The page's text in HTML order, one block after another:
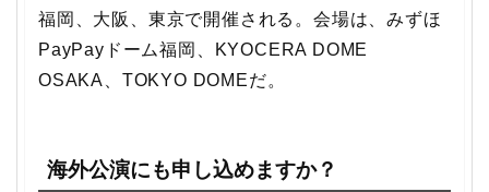
福岡、大阪、東京で開催される。会場は、みずほ
PayPayドーム福岡、KYOCERA DOME
OSAKA、TOKYO DOMEだ。
海外公演にも申し込めますか？